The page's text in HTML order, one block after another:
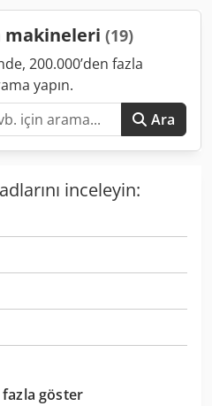
makineleri (19)
200.000’den fazla
yapın.
Ara
inceleyin:
fazla göster